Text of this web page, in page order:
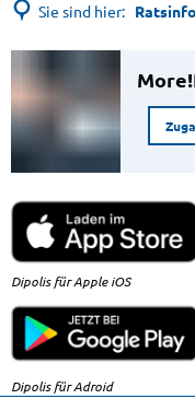
Sie sind hier:
Dipolis für Apple iOS
Dipolis für Adroid